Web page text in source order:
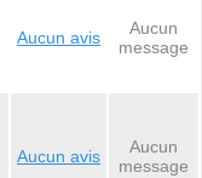
Aucun avis
Aucun
message
Aucun avis
Aucun
message